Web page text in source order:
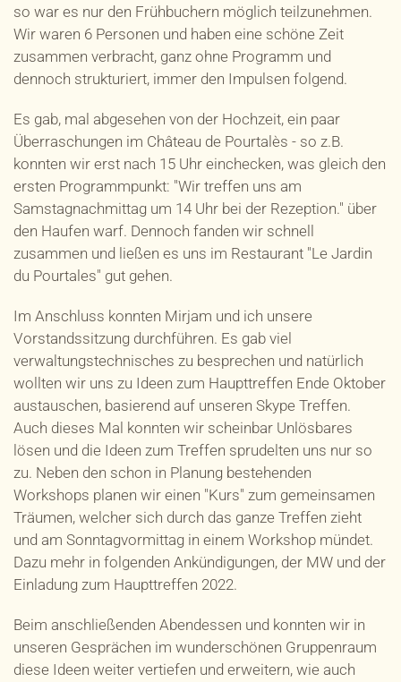
so war es nur den Frühbuchern möglich teilzunehmen.
Wir waren 6 Personen und haben eine schöne Zeit
zusammen verbracht, ganz ohne Programm und
dennoch strukturiert, immer den Impulsen folgend.
Es gab, mal abgesehen von der Hochzeit, ein paar
Überraschungen im Château de Pourtalès - so z.B.
konnten wir erst nach 15 Uhr einchecken, was gleich den
ersten Programmpunkt: "Wir treffen uns am
Samstagnachmittag um 14 Uhr bei der Rezeption." über
den Haufen warf. Dennoch fanden wir schnell
zusammen und ließen es uns im Restaurant "Le Jardin
du Pourtales" gut gehen.
Im Anschluss konnten Mirjam und ich unsere
Vorstandssitzung durchführen. Es gab viel
verwaltungstechnisches zu besprechen und natürlich
wollten wir uns zu Ideen zum Haupttreffen Ende Oktober
austauschen, basierend auf unseren Skype Treffen.
Auch dieses Mal konnten wir scheinbar Unlösbares
lösen und die Ideen zum Treffen sprudelten uns nur so
zu. Neben den schon in Planung bestehenden
Workshops planen wir einen "Kurs" zum gemeinsamen
Träumen, welcher sich durch das ganze Treffen zieht
und am Sonntagvormittag in einem Workshop mündet.
Dazu mehr in folgenden Ankündigungen, der MW und der
Einladung zum Haupttreffen 2022.
Beim anschließenden Abendessen und konnten wir in
unseren Gesprächen im wunderschönen Gruppenraum
diese Ideen weiter vertiefen und erweitern, wie auch